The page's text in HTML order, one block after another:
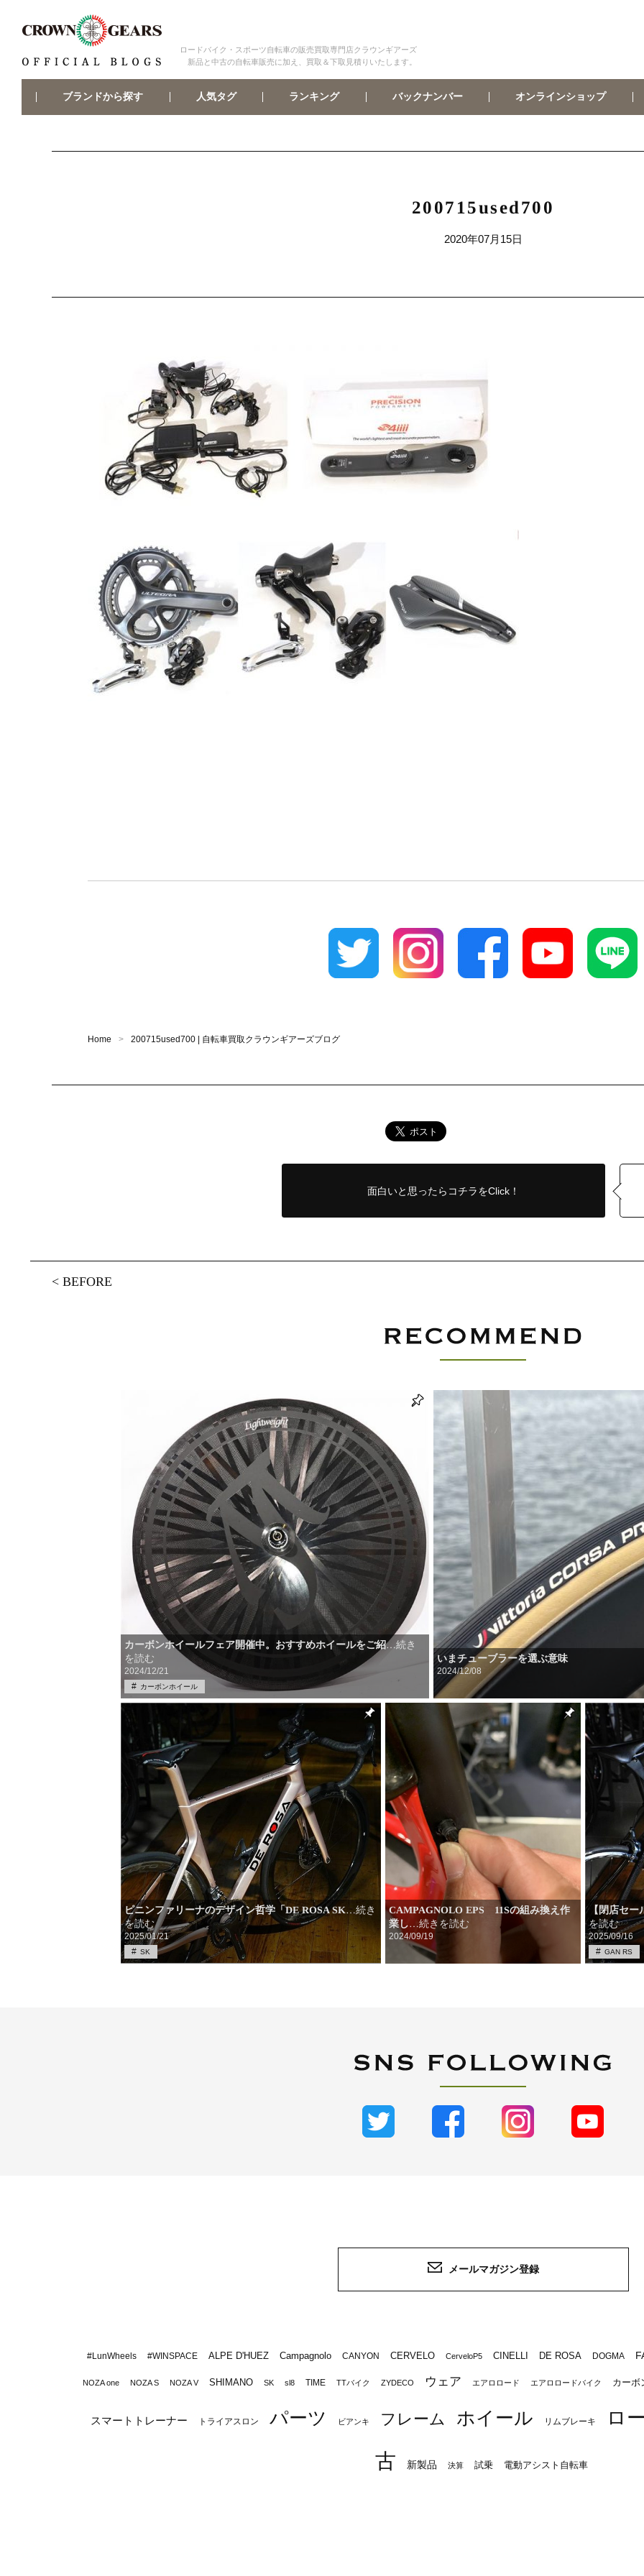
ロードバイク・スポーツ自転車の販売買取専門店クラウンギアーズ
新品と中古の自転車販売に加え、買取＆下取見積りいたします。
ブランドから探す 人気タグ ランキング バックナンバー オンラインショップ
200715used700
2020年07月15日
Home 200715used700 | 自転車買取クラウンギアーズブログ
面白いと思ったら コチラをClick！
<BEFORE
カーボンホイールフェア開催中。おすすめホイールをご紹…続き
を読む
2024/12/21
カーボンホイール
いまチューブラーを選ぶ意味
2024/12/08
ピニンファリーナのデザイン哲学「DE ROSA SK…続き
を読む
2025/01/21
SK
CAMPAGNOLO EPS 11Sの組み換え作
業し…続きを読む
2024/09/19
【閉店セー
を読む
2025/09/16
GAN RS
メールマガジン登録
#LunWheels #WINSPACE ALPE D'HUEZ Campagnolo CANYON CERVELO CerveloP5 CINELLI DE ROSA DOGMA
NOZA one NOZA S NOZA V SHIMANO SK sl8 TIME TTバイク ZYDECO ウェア エアロロード エアロロードバイク カーボ
スマートトレーナー トライアスロン パーツ ビアンキ フレーム ホイール リムブレーキ ロ
古 新製品 決算 試乗 電動アシスト自転車